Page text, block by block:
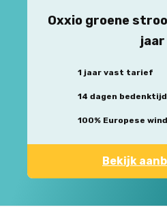
Oxxio groene
jaar
1 jaar vast tarief
14 dagen bedenktijd
100% Europese
Bekijk